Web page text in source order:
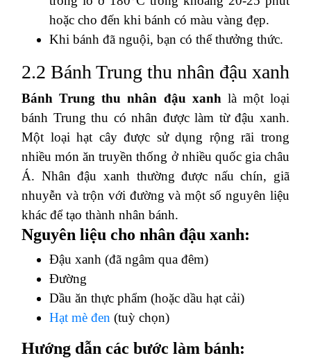
hoặc cho đến khi bánh có màu vàng đẹp.
Khi bánh đã nguội, bạn có thể thưởng thức.
2.2 Bánh Trung thu nhân đậu xanh
Bánh Trung thu nhân đậu xanh là một loại
bánh Trung thu có nhân được làm từ đậu xanh.
Một loại hạt cây được sử dụng rộng rãi trong
nhiều món ăn truyền thống ở nhiều quốc gia châu
Á. Nhân đậu xanh thường được nấu chín, giã
nhuyễn và trộn với đường và một số nguyên liệu
khác để tạo thành nhân bánh.
Nguyên liệu cho nhân đậu xanh:
Đậu xanh (đã ngâm qua đêm)
Đường
Dầu ăn thực phẩm (hoặc dầu hạt cải)
Hạt mè đen (tuỳ chọn)
Hướng dẫn các bước làm bánh: